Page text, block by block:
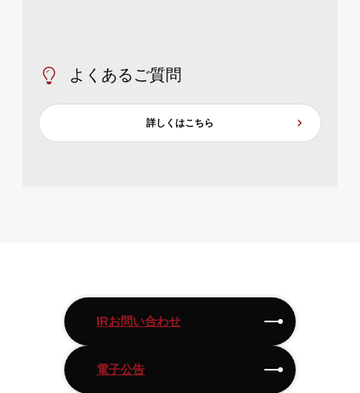
よくあるご質問
詳しくはこちら
IRお問い合わせ
電子公告